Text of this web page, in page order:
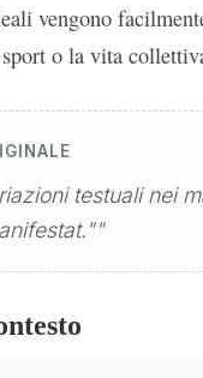
vengono
o la vita
testuali nei